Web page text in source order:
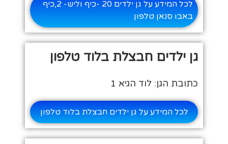
לכל המידע על גן ילדים 20 -כיף וליש- 2,כיף
באבו סנאן טלפון
גן ילדים חבצלת בלוד טלפון
כתובת הגן: לוד הגיא 1
לכל המידע על גן ילדים חבצלת בלוד טלפון